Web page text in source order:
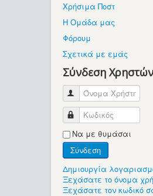
Χρήσιμα Ποστ
Η Ομάδα μας
Φόρουμ
Σχετικά με εμάς
Σύνδεση Χρηστών
Όνομα Χρήστη
Κωδικός
Να με θυμάσαι
Σύνδεση
Δημιουργία
Ξεχάσατε το όνομα
Ξεχάσατε τον κωδικό